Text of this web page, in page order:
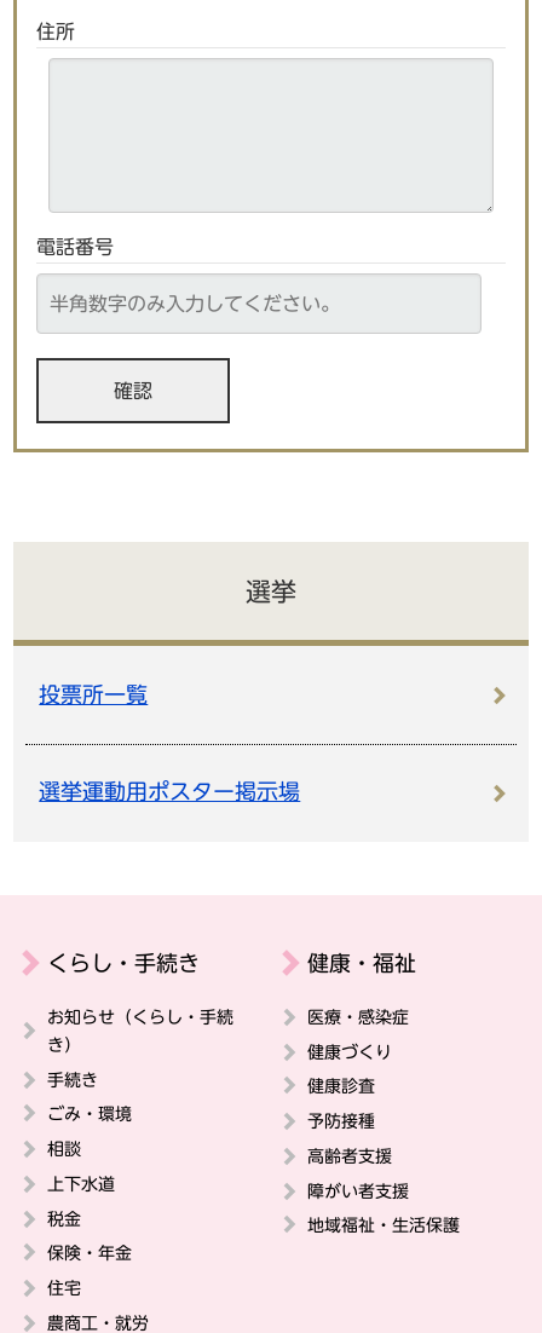
住所
電話番号
選挙
投票所一覧
選挙運動用ポスター掲示場
くらし・手続き
お知らせ（くらし・手続
き）
手続き
ごみ・環境
相談
上下水道
税金
保険・年金
住宅
農商工・就労
健康・福祉
医療・感染症
健康づくり
健康診査
予防接種
高齢者支援
障がい者支援
地域福祉・生活保護